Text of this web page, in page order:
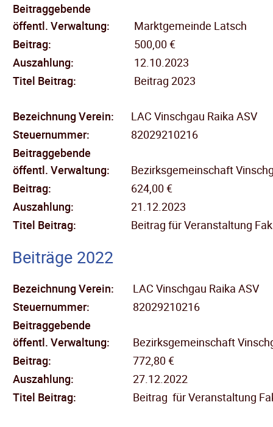
Beitraggebende
öffentl. Verwaltung:
Marktgemeinde Latsch
Beitrag:
500,00 €
Auszahlung:
12.10.2023
Titel Beitrag:
Beitrag 2023
Bezeichnung Verein:
LAC Vinschgau Raika ASV
Steuernummer:
82029210216
Beitraggebende
öffentl. Verwaltung:
Bezirksgemeinschaft
Beitrag:
624,00 €
Auszahlung:
21.12.2023
Titel Beitrag:
Beitrag für Veranstaltung
Beiträge 2022
Bezeichnung Verein:
LAC Vinschgau Raika ASV
Steuernummer:
82029210216
Beitraggebende
öffentl. Verwaltung:
Bezirksgemeinschaft
Beitrag:
772,80 €
Auszahlung:
27.12.2022
Titel Beitrag:
Beitrag für Veranstaltung